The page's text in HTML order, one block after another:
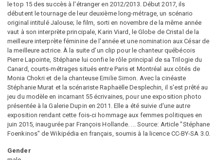
le top 15 des succès à l'étranger en 2012/2013. Début 2017, ils
débutent le tournage de leur deuxième long-métrage, un scénario
original intitulé Jalouse; le film, sorti en novembre de la même année
vaut à son interprète principale, Karin Viard, le Globe de Cristal de la
meilleure interprète féminine de l'année et une nomination aux César de
la meilleure actrice. À la suite d’un clip pour le chanteur québécois
Pierre Lapointe, Stéphane lui confie le rôle principal de sa Trilogie du
Canard, courts-métrages situés entre Paris et Montréal aux côtés de
Monia Chokri et de la chanteuse Emilie Simon. Avec la cinéaste
Stéphanie Murat et la scénariste Raphaëlle Desplechin, il s'est prêté au
jeu du modèle en incarnant 55 écrivaines, pour une exposition photo
présentée à la Galerie Dupin en 2011. Elle a été suivie d'une autre
exposition rendant cette fois-ci hommage aux femmes politiques en
juin 2015, inaugurée par François Hollande. ... Source: Article "Stéphane
Foenkinos" de Wikipédia en français, soumis à la licence CC-BY-SA 3.0.
Gender